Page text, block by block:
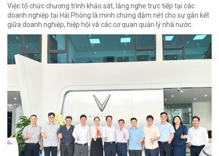
Việc tổ chức chương trình khảo sát, lắng nghe trực tiếp tại các
doanh nghiệp tại Hải Phòng là minh chứng đậm nét cho sự gắn kết
giữa doanh nghiệp, hiệp hội và các cơ quan quản lý nhà nước.